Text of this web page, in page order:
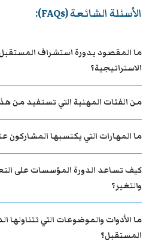
الأسئلة الشائعة (FAQs):
ما المقصود بدورة استشراف
الاستراتيجية؟
من الفئات المهنية التي تستفيد من
ما المهارات التي يكتسبها المشاركون
كيف تساعد الدورة المؤسسات على
والتغير؟
ما الأدوات والموضوعات التي تتناولها
المستقبل؟